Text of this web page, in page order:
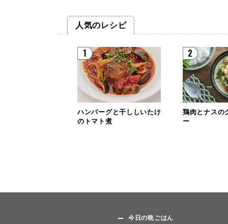
人気のレシピ
1
ハンバーグと干ししいたけ
のトマト煮
2
鶏肉とナスの
ー
今日の晩ごはん